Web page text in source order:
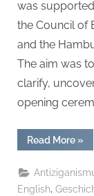
was
the Council of
and the
The aim was
clarify,
opening
Read More“II.
/
»
English